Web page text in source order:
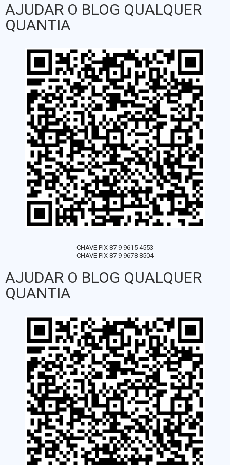
AJUDAR O BLOG QUALQUER
QUANTIA
CHAVE PIX 87 9 9615 4553
CHAVE PIX 87 9 9678 8504
AJUDAR O BLOG QUALQUER
QUANTIA